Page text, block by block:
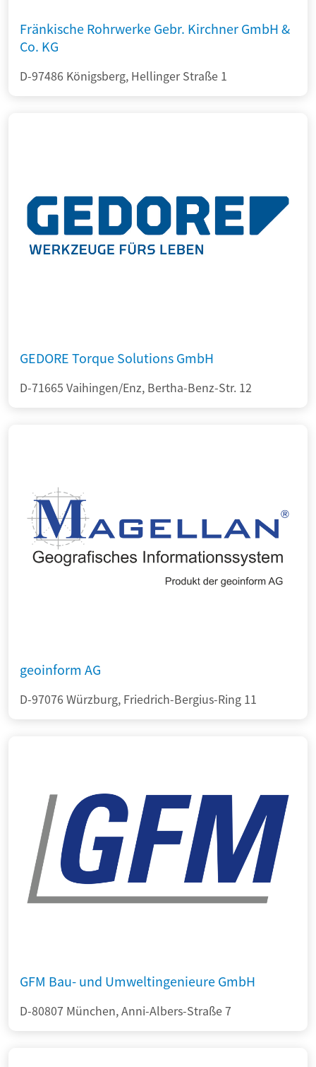
Fränkische Rohrwerke Gebr. Kirchner GmbH &
Co. KG
D-97486 Königsberg, Hellinger Straße 1
GEDORE Torque Solutions GmbH
D-71665 Vaihingen/Enz, Bertha-Benz-Str. 12
geoinform AG
D-97076 Würzburg, Friedrich-Bergius-Ring 11
GFM Bau- und Umweltingenieure GmbH
D-80807 München, Anni-Albers-Straße 7